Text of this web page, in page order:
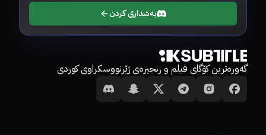
بەشداری کردن
گەورەترین کۆگای فیلم و زنجیرەی ژێرنووسکراوی کوردی